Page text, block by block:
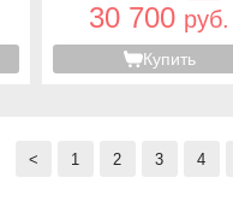
30 700 руб.
Купить
< 1 2 3 4